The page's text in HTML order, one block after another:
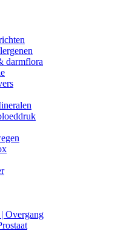
darmflora
Overgang